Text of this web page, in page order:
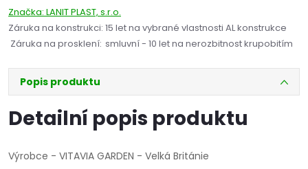
Značka: LANIT PLAST, s.r.o.
Záruka na konstrukci: 15 let na vybrané vlastnosti AL konstrukce
Záruka na prosklení: smluvní - 10 let na nerozbitnost krupobitím
Popis produktu
Detailní popis produktu
Výrobce - VITAVIA GARDEN - Velká Británie